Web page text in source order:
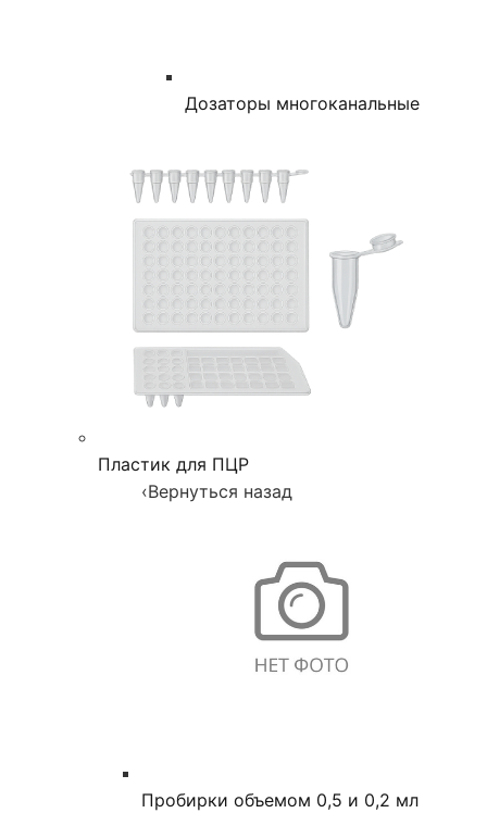
Дозаторы многоканальные
Пластик для ПЦР
‹Вернуться назад
Пробирки объемом 0,5 и 0,2 мл